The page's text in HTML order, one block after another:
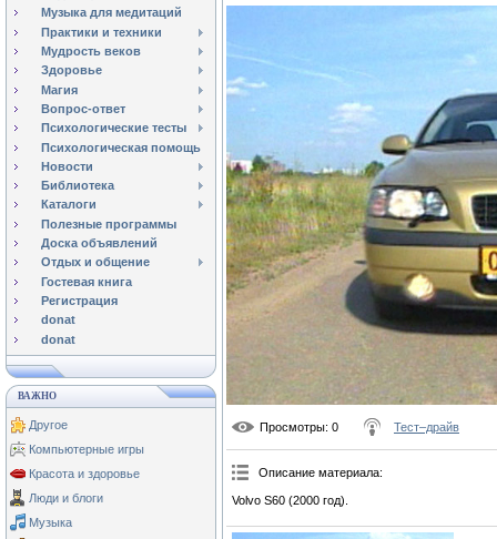
Музыка для медитаций
Практики и техники
Мудрость веков
Здоровье
Магия
Вопрос-ответ
Психологические тесты
Психологическая помощь
Новости
Библиотека
Каталоги
Полезные программы
Доска объявлений
Отдых и общение
Гостевая книга
Регистрация
donat
donat
ВАЖНО
Другое
Компьютерные игры
Красота и здоровье
Люди и блоги
Музыка
Просмотры: 0 Тест–драйв
Описание материала:
Volvo S60 (2000 год).